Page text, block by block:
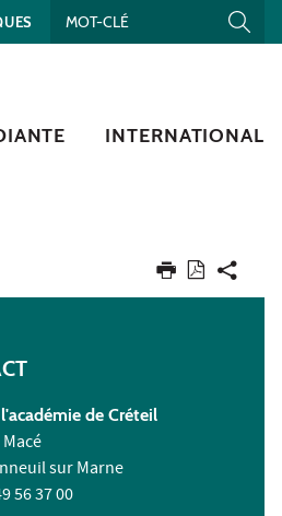
INTERNATIONAL
de Créteil
sur Marne
56 37 00